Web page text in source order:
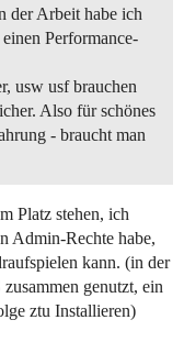
der Arbeit habe ich
Performance-
usw usf brauchen
Also für schönes
- braucht man
Platz stehen, ich
Admin-Rechte habe,
kann. (in der
genutzt, ein
ztu Installieren)